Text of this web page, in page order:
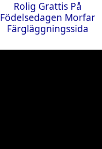
Rolig Grattis På
Födelsedagen Morfar
Färgläggningssida